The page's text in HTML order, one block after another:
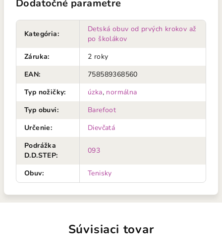
Dodatočné parametre
Kategória:
Detská obuv od prvých krokov až
po školákov
Záruka:
2 roky
EAN:
758589368560
Typ nožičky: úzka, normálna
Typ obuvi:
Barefoot
Určenie:
Dievčatá
Podrážka
D.D.STEP:
093
Obuv: Tenisky
Súvisiaci tovar